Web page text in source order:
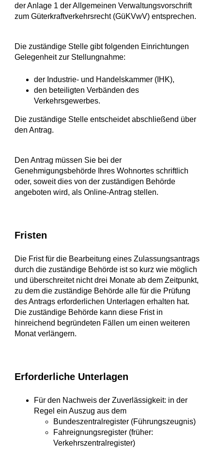
der Anlage 1 der Allgemeinen Verwaltungsvorschrift
zum Güterkraftverkehrsrecht (GüKVwV) entsprechen.
Die zuständige Stelle gibt folgenden Einrichtungen
Gelegenheit zur Stellungnahme:
der Industrie- und Handelskammer (IHK),
den beteiligten Verbänden des
Verkehrsgewerbes.
Die zuständige Stelle entscheidet abschließend über
den Antrag.
Den Antrag müssen Sie bei der
Genehmigungsbehörde Ihres Wohnortes schriftlich
oder, soweit dies von der zuständigen Behörde
angeboten wird, als Online-Antrag stellen.
Fristen
Die Frist für die Bearbeitung eines Zulassungsantrags
durch die zuständige Behörde ist so kurz wie möglich
und überschreitet nicht drei Monate ab dem Zeitpunkt,
zu dem die zuständige Behörde alle für die Prüfung
des Antrags erforderlichen Unterlagen erhalten hat.
Die zuständige Behörde kann diese Frist in
hinreichend begründeten Fällen um einen weiteren
Monat verlängern.
Erforderliche Unterlagen
Für den Nachweis der Zuverlässigkeit: in der
Regel ein Auszug aus dem
Bundeszentralregister (Führungszeugnis)
Fahreignungsregister (früher:
Verkehrszentralregister)